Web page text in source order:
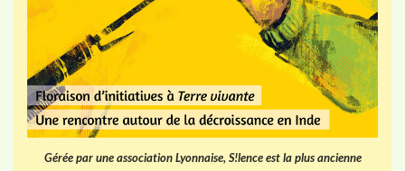
Gérée par une association Lyonnaise, S!lence est la plus ancienne